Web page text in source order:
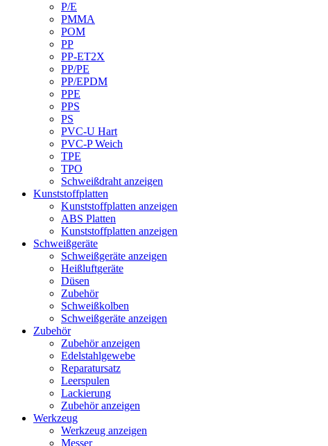
P/E
PMMA
POM
PP
PP-ET2X
PP/PE
PP/EPDM
PPE
PPS
PS
PVC-U Hart
PVC-P Weich
TPE
TPO
Schweißdraht anzeigen
Kunststoffplatten
Kunststoffplatten anzeigen
ABS Platten
Kunststoffplatten anzeigen
Schweißgeräte
Schweißgeräte anzeigen
Heißluftgeräte
Düsen
Zubehör
Schweißkolben
Schweißgeräte anzeigen
Zubehör
Zubehör anzeigen
Edelstahlgewebe
Reparatursatz
Leerspulen
Lackierung
Zubehör anzeigen
Werkzeug
Werkzeug anzeigen
Messer